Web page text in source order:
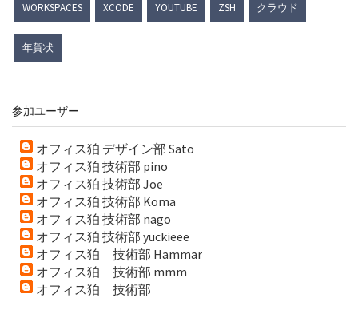
WORKSPACES XCODE YOUTUBE ZSH クラウド
年賀状
参加ユーザー
オフィス狛 デザイン部 Sato
オフィス狛 技術部 pino
オフィス狛 技術部 Joe
オフィス狛 技術部 Koma
オフィス狛 技術部 nago
オフィス狛 技術部 yuckieee
オフィス狛 技術部 Hammar
オフィス狛 技術部 mmm
オフィス狛 技術部